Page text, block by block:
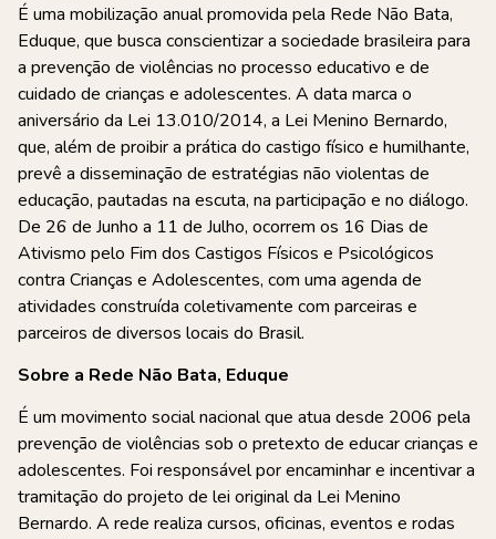
É uma mobilização anual promovida pela Rede Não Bata,
Eduque, que busca conscientizar a sociedade brasileira para
a prevenção de violências no processo educativo e de
cuidado de crianças e adolescentes. A data marca o
aniversário da Lei 13.010/2014, a Lei Menino Bernardo,
que, além de proibir a prática do castigo físico e humilhante,
prevê a disseminação de estratégias não violentas de
educação, pautadas na escuta, na participação e no diálogo.
De 26 de Junho a 11 de Julho, ocorrem os 16 Dias de
Ativismo pelo Fim dos Castigos Físicos e Psicológicos
contra Crianças e Adolescentes, com uma agenda de
atividades construída coletivamente com parceiras e
parceiros de diversos locais do Brasil.
Sobre a Rede Não Bata, Eduque
É um movimento social nacional que atua desde 2006 pela
prevenção de violências sob o pretexto de educar crianças e
adolescentes. Foi responsável por encaminhar e incentivar a
tramitação do projeto de lei original da Lei Menino
Bernardo. A rede realiza cursos, oficinas, eventos e rodas